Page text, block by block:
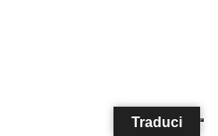
Traduci